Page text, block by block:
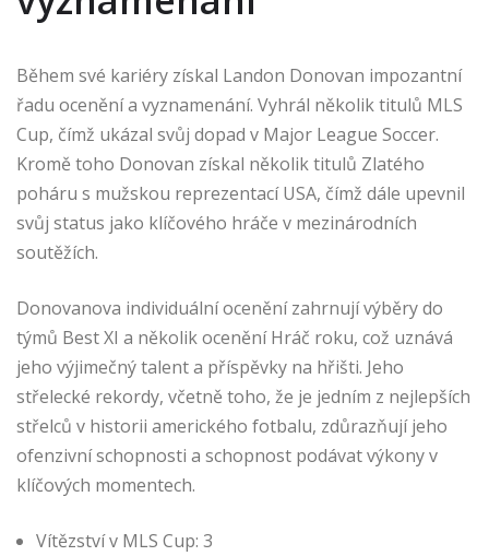
Během své kariéry získal Landon Donovan impozantní
řadu ocenění a vyznamenání. Vyhrál několik titulů MLS
Cup, čímž ukázal svůj dopad v Major League Soccer.
Kromě toho Donovan získal několik titulů Zlatého
poháru s mužskou reprezentací USA, čímž dále upevnil
svůj status jako klíčového hráče v mezinárodních
soutěžích.
Donovanova individuální ocenění zahrnují výběry do
týmů Best XI a několik ocenění Hráč roku, což uznává
jeho výjimečný talent a příspěvky na hřišti. Jeho
střelecké rekordy, včetně toho, že je jedním z nejlepších
střelců v historii amerického fotbalu, zdůrazňují jeho
ofenzivní schopnosti a schopnost podávat výkony v
klíčových momentech.
Vítězství v MLS Cup: 3